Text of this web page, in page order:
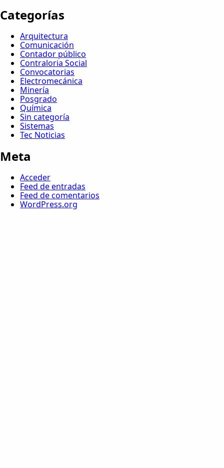
Categorías
Arquitectura
Comunicación
Contador público
Contraloria Social
Convocatorias
Electromecánica
Minería
Posgrado
Química
Sin categoría
Sistemas
Tec Noticias
Meta
Acceder
Feed de entradas
Feed de comentarios
WordPress.org